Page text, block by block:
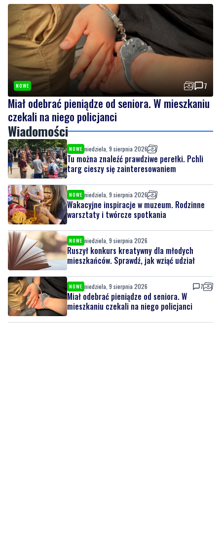
NOWE 7
Miał odebrać pieniądze od seniora. W mieszkaniu
czekali na niego policjanci
Wiadomości
NOWE niedziela, 9 sierpnia 2026
Tu można znaleźć prawdziwe perełki. Pchli
targ cieszy się zainteresowaniem
NOWE niedziela, 9 sierpnia 2026
Wakacyjne inspiracje w muzeum. Rodzinne
warsztaty i twórcze spotkania
NOWE niedziela, 9 sierpnia 2026
Ruszył konkurs kreatywny dla młodych
mieszkańców. Sprawdź, jak wziąć udział
NOWE niedziela, 9 sierpnia 2026 7
Miał odebrać pieniądze od seniora. W
mieszkaniu czekali na niego policjanci